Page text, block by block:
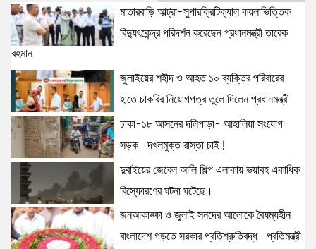
জনআকাঙ্ক্ষা ও জুলাই সনদের আলোকে বৈষম্যহীন বাংলাদেশ
গড়তে সরকার প্রতিশ্রুতিবদ্ধ- প্রতিমন্ত্রী ব্যারিস্টার মীর হেলাল
6 views| posted on August 5, 2026
মাতারবাড়ি আল্ট্রা-সুপারক্রিটিক্যাল কয়লাভিত্তিক
বিদ্যুৎকেন্দ্র পরিদর্শন করেছেন প্রধানমন্ত্রী তারেক
রহমান
জুলাইয়ের শহীদ ও আহত ১০ ব্যক্তির পরিবারের
হাতে চাকরির নিয়োগপত্র তুলে দিলেন প্রধানমন্ত্রী
ঢাকা-১৮ আসনের দলিপাড়া- আহালিয়া সংযোগ
সড়ক- দখলমুক্ত রাস্তা চাই!
দুবাইয়ের জেবেল আলি শিল্প এলাকায় ভয়াবহ একাধিক
বিস্ফোরণের ঘটনা ঘটেছে।
জনআকাঙ্ক্ষা ও জুলাই সনদের আলোকে বৈষম্যহীন
বাংলাদেশ গড়তে সরকার প্রতিশ্রুতিবদ্ধ- প্রতিমন্ত্রী